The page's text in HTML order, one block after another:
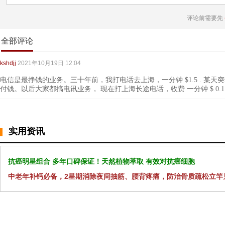
评论前需要先
全部评论
kshdjj 2021年10月19日 12:04
电信是最挣钱的业务。三十年前，我打电话去上海，一分钟 $1.5 . 某天
付钱。以后大家都搞电讯业务， 现在打上海长途电话，收费 一分钟 $
实用资讯
抗癌明星组合 多年口碑保证！天然植物萃取 有效对抗癌细胞
中老年补钙必备，2星期消除夜间抽筋、腰背疼痛，防治骨质疏松立竿